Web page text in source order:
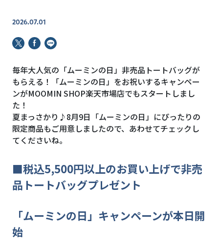
2026.07.01
毎年大人気の「ムーミンの日」非売品トートバッグが
もらえる！「ムーミンの日」をお祝いするキャンペー
ンがMOOMIN SHOP楽天市場店でもスタートしまし
た！
夏まっさかり♪8月9日「ムーミンの日」にぴったりの
限定商品もご用意しましたので、あわせてチェックし
てくださいね。
■税込5,500円以上のお買い上げで非売
品トートバッグプレゼント
「ムーミンの日」キャンペーンが本日開
始